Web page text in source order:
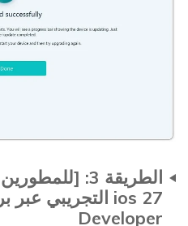
الطريقة 3:
Developer